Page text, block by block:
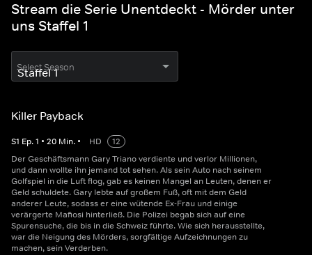
Stream die Serie Unentdeckt - Mörder unter
uns Staffel 1
Select Season
Killer Payback
S1 Ep.1 • 20 Min. • HD
12
Der Geschäftsmann Gary Triano verdiente und verlor Millionen,
und dann wollte ihn jemand tot sehen. Als sein Auto nach seinem
Golfspiel in die Luft flog, gab es keinen Mangel an Leuten, denen er
Geld schuldete. Gary lebte auf großem Fuß, oft mit dem Geld
anderer Leute, sodass er eine wütende Ex-Frau und einige
verärgerte Mafiosi hinterließ. Die Polizei begab sich auf eine
Spurensuche, die bis in die Schweiz führte. Wie sich herausstellte,
war die Neigung des Mörders, sorgfältige Aufzeichnungen zu
machen, sein Verderben.